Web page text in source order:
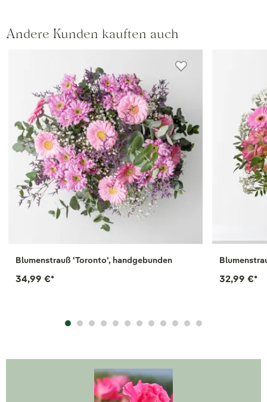
Andere Kunden kauften auch
Blumenstrauß 'Toronto', handgebunden
34,99 €* 32,99 €*